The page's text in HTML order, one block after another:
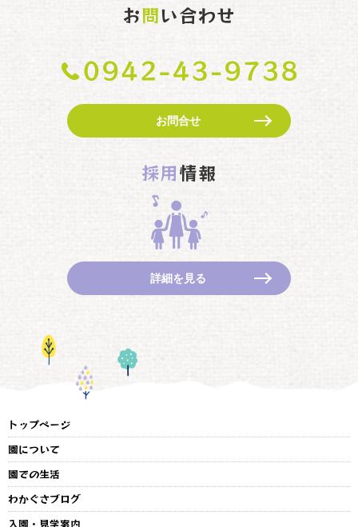
お問い合わせ
お問合せ
採用情報
詳細を見る
トップページ
園について
園での生活
わかぐさブログ
入園・見学案内